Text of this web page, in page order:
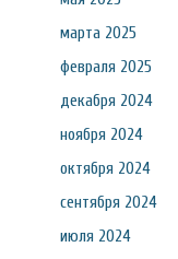
марта 2025
февраля 2025
декабря 2024
ноября 2024
октября 2024
сентября 2024
июля 2024